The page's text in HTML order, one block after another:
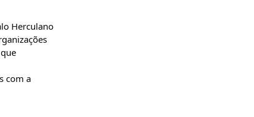
Herculano
com a